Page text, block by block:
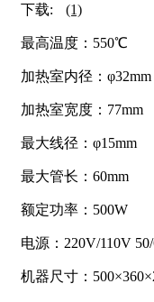
下载: (1)
最高温度：550℃
加热室内径：φ32mm
加热室宽度：77mm
最大线径：φ15mm
最大管长：60mm
额定功率：500W
电源：220V/110V
机器尺寸：